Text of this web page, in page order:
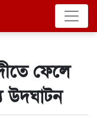
ফেলে
উদঘাটন